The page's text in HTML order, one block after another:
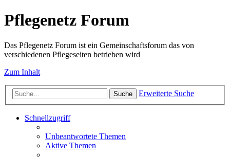
Pflegenetz Forum
Das Pflegenetz Forum ist ein Gemeinschaftsforum das von
verschiedenen Pflegeseiten betrieben wird
Zum Inhalt
Suche Erweiterte Suche
Schnellzugriff
Unbeantwortete Themen
Aktive Themen